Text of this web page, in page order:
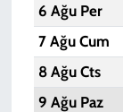
6 Ağu Per
7 Ağu Cum
8 Ağu Cts
9 Ağu Paz